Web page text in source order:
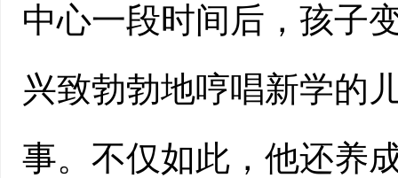
中心一段时间后，孩子
兴致勃勃地哼唱新学的
事。不仅如此，他还养